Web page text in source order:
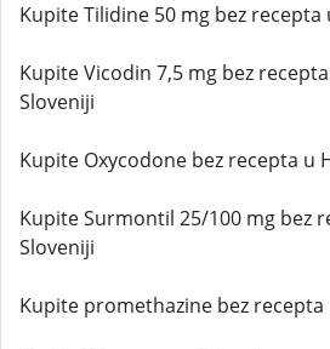
Kupite Tilidine 50 mg bez
Kupite Vicodin 7,5 mg bez
Sloveniji
Kupite Oxycodone bez recepta u
Kupite Surmontil 25/100 mg bez
Sloveniji
Kupite promethazine bez